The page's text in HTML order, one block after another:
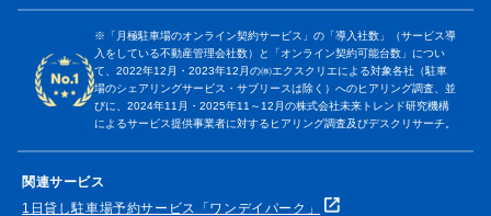
※「月極駐車場のオンライン契約サービス」の「導入社数」（サービス導
入をしている不動産管理会社数）と「オンライン契約可能台数」につい
て、2022年12月・2023年12月の㈱エクスクリエによる対象各社（駐車
場のシェアリングサービス・サブリースは除く）へのヒアリング調査、並
びに、2024年11月・2025年11～12月の株式会社未来トレンド研究機構
によるサービス提供事業者に対するヒアリング調査及びデスクリサーチ。
関連サービス
1日貸し駐車場予約サービス「ワンデイパーク」